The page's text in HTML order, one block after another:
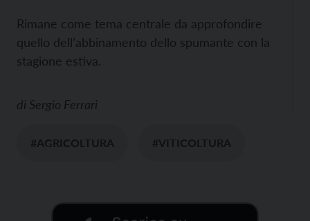
Rimane come tema centrale da approfondire
quello dell’abbinamento dello spumante con la
stagione estiva.
di Sergio Ferrari
#AGRICOLTURA #VITICOLTURA